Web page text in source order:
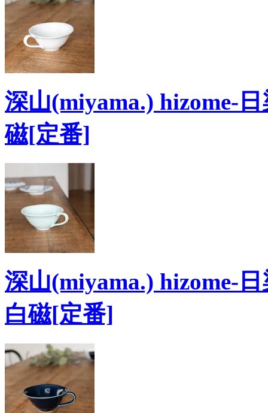
深山(miyama.) hizome-
磁[定番]
深山(miyama.) hizome-
白磁[定番]